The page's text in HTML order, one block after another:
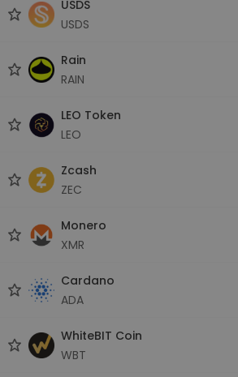
USDS
USDS
Rain
RAIN
LEO Token
LEO
Zcash
ZEC
Monero
XMR
Cardano
ADA
WhiteBIT Coin
WBT